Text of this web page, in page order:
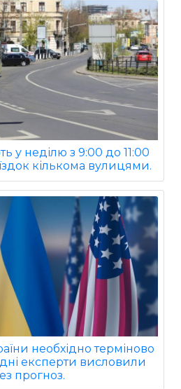
у неділю з 9:00 до 11:00
кількома вулицями.
необхідно терміново
експерти висловили
прогноз.